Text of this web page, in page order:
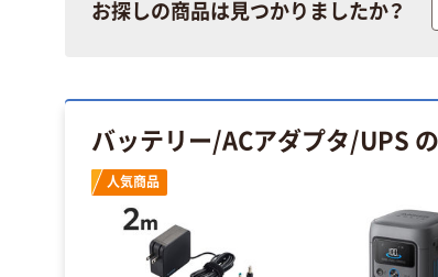
お探しの商品は見つかりましたか？
バッテリー/ACアダプタ/UPS
人気商品